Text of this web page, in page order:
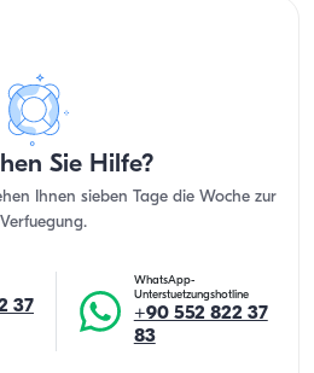
Sie Hilfe?
Ihnen sieben Tage die Woche zur
Verfuegung.
37
WhatsApp-
Unterstuetzungshotline
+90 552 822 37
83